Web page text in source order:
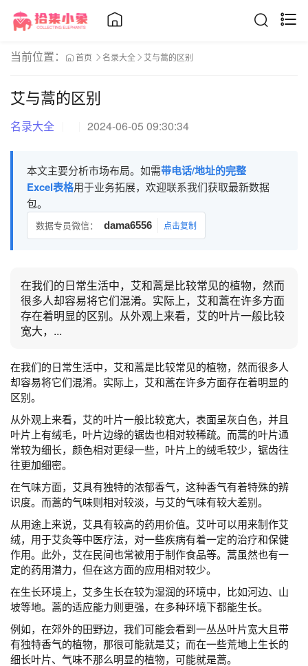
当前位置： 首页 名录大全 艾与蒿的区别
艾与蒿的区别
名录大全 2024-06-05 09:30:34
本文主要分析市场布局。如需带电话/地址的完整
Excel表格用于业务拓展，欢迎联系我们获取最新数据
包。
数据专员微信： dama6556 点击复制
在我们的日常生活中，艾和蒿是比较常见的植物，然而
很多人却容易将它们混淆。实际上，艾和蒿在许多方面
存在着明显的区别。从外观上来看，艾的叶片一般比较
宽大，...
在我们的日常生活中，艾和蒿是比较常见的植物，然而很多人
却容易将它们混淆。实际上，艾和蒿在许多方面存在着明显的
区别。
从外观上来看，艾的叶片一般比较宽大，表面呈灰白色，并且
叶片上有绒毛，叶片边缘的锯齿也相对较稀疏。而蒿的叶片通
常较为细长，颜色相对更绿一些，叶片上的绒毛较少，锯齿往
往更加细密。
在气味方面，艾具有独特的浓郁香气，这种香气有着特殊的辨
识度。而蒿的气味则相对较淡，与艾的气味有较大差别。
从用途上来说，艾具有较高的药用价值。艾叶可以用来制作艾
绒，用于艾灸等中医疗法，对一些疾病有着一定的治疗和保健
作用。此外，艾在民间也常被用于制作食品等。蒿虽然也有一
定的药用潜力，但在这方面的应用相对较少。
在生长环境上，艾多生长在较为湿润的环境中，比如河边、山
坡等地。蒿的适应能力则更强，在多种环境下都能生长。
例如，在郊外的田野边，我们可能会看到一丛丛叶片宽大且带
有独特香气的植物，那很可能就是艾；而在一些荒地上生长的
细长叶片、气味不那么明显的植物，可能就是蒿。